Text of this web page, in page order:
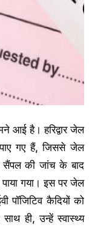
आई है। हरिद्वार जेल
गए हैं, जिससे जेल
की जांच के बाद
गया। इस पर जेल
पॉजिटिव कैदियों को
ही, उन्हें स्वास्थ्य